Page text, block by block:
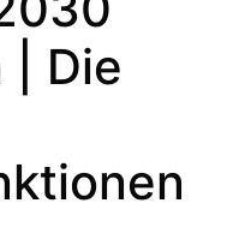
| Die